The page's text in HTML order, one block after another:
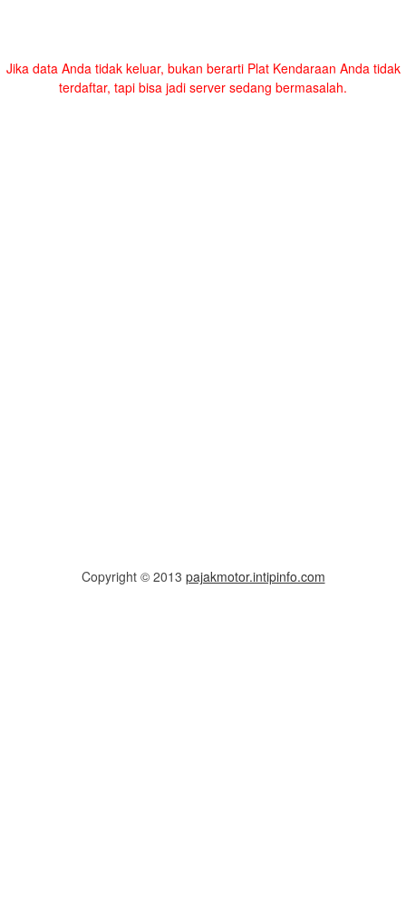
Jika data Anda tidak keluar, bukan berarti Plat Kendaraan Anda tidak
terdaftar, tapi bisa jadi server sedang bermasalah.
Copyright © 2013 pajakmotor.intipinfo.com